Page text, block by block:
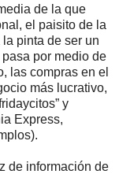
de la que
el paisito de la
pinta de ser un
por medio de
las compras en el
más lucrativo,
y
Express,
de información de